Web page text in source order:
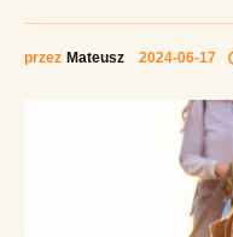
Sport
przez Mateusz 2024-06-17